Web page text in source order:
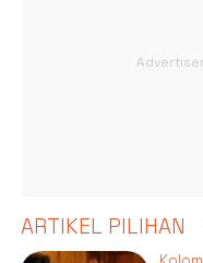
ARTIKEL PILIHAN